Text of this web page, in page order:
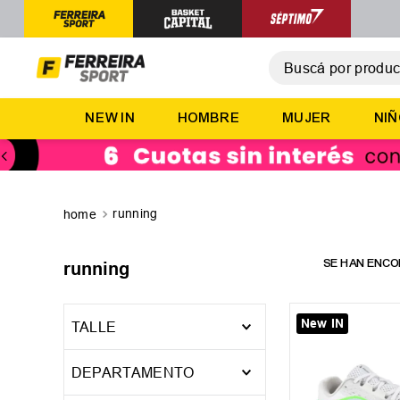
NEW IN HOMBRE MUJER
running
running
DEPARTAMENTO
TALLE
19 21
New IN
2.
5.